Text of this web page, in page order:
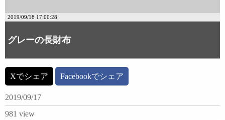
2019/09/18 17:00:28
グレーの長財布
Xでシェア Facebookでシェア
2019/09/17
981 view